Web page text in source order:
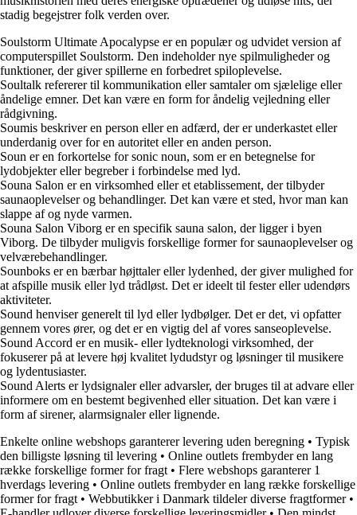
stadig begejstrer folk verden over.
Soulstorm Ultimate Apocalypse er en populær og udvidet version af
computerspillet Soulstorm. Den indeholder nye spilmuligheder og
funktioner, der giver spillerne en forbedret spiloplevelse.
Soultalk refererer til kommunikation eller samtaler om sjælelige eller
åndelige emner. Det kan være en form for åndelig vejledning eller
rådgivning.
Soumis beskriver en person eller en adfærd, der er underkastet eller
underdanig over for en autoritet eller en anden person.
Soun er en forkortelse for sonic noun, som er en betegnelse for
lydobjekter eller begreber i forbindelse med lyd.
Souna Salon er en virksomhed eller et etablissement, der tilbyder
saunaoplevelser og behandlinger. Det kan være et sted, hvor man kan
slappe af og nyde varmen.
Souna Salon Viborg er en specifik sauna salon, der ligger i byen
Viborg. De tilbyder muligvis forskellige former for saunaoplevelser og
velværebehandlinger.
Sounboks er en bærbar højttaler eller lydenhed, der giver mulighed for
at afspille musik eller lyd trådløst. Det er ideelt til fester eller udendørs
aktiviteter.
Sound henviser generelt til lyd eller lydbølger. Det er det, vi opfatter
gennem vores ører, og det er en vigtig del af vores sanseoplevelse.
Sound Accord er en musik- eller lydteknologi virksomhed, der
fokuserer på at levere høj kvalitet lydudstyr og løsninger til musikere
og lydentusiaster.
Sound Alerts er lydsignaler eller advarsler, der bruges til at advare eller
informere om en bestemt begivenhed eller situation. Det kan være i
form af sirener, alarmsignaler eller lignende.
Enkelte online webshops garanterer levering uden beregning • Typisk
den billigste løsning til levering • Online outlets frembyder en lang
række forskellige former for fragt • Flere webshops garanterer 1
hverdags levering • Online outlets frembyder en lang række forskellige
former for fragt • Webbutikker i Danmark tildeler diverse fragtformer•